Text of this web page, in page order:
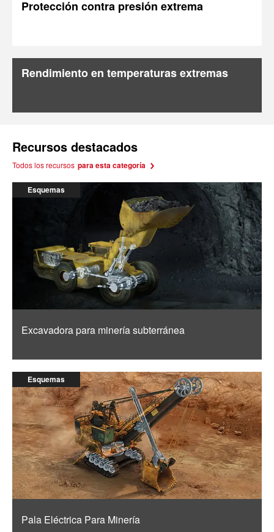
Protección contra presión extrema
Rendimiento en temperaturas extremas
Recursos destacados
Todos los recursos para esta categoría
Esquemas
Excavadora para minería subterránea
Esquemas
Pala Eléctrica Para Minería